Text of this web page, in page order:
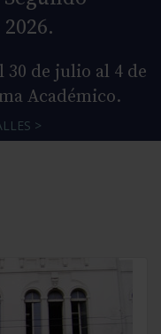
de julio al 4 de
Académico.
>